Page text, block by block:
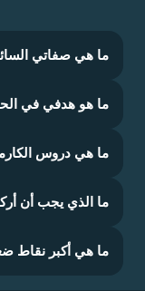
ما هي صفاتي
ما هو هدفي في
ما هي دروس الكارما
ما الذي يجب أن
ما هي أكبر نقاط